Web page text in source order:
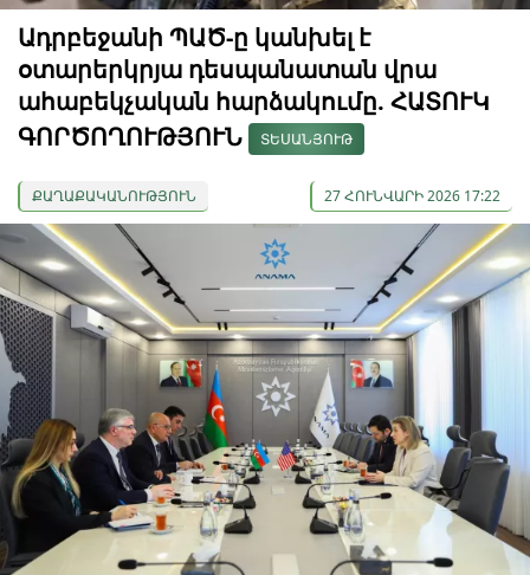
Ադրբեջանի ՊԱԾ-ը կանխել է
օտարերկրյա դեսպանատան վրա
ահաբեկչական հարձակումը. ՀԱՏՈՒԿ
ԳՈՐԾՈՂՈՒԹՅՈՒՆ
ՏԵՍԱՆՅՈՒԹ
ՔԱՂԱՔԱԿԱՆՈՒԹՅՈՒՆ 27 ՀՈՒՆՎԱՐԻ 2026 17:22